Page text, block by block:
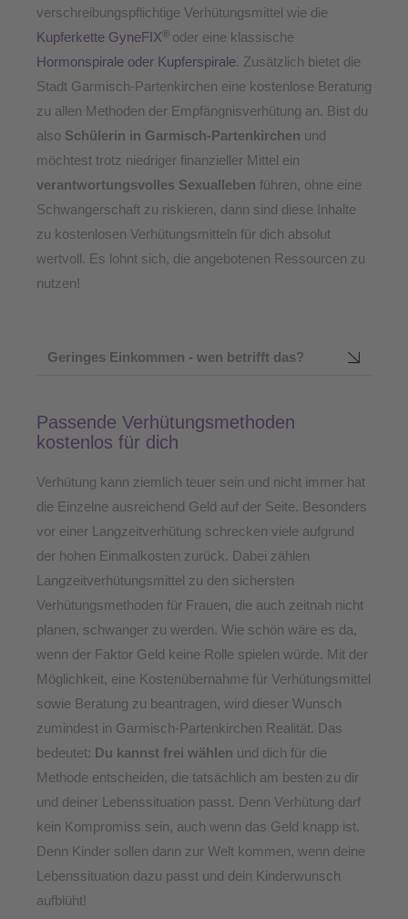
verschreibungspflichtige Verhütungsmittel wie die
Kupferkette GyneFIX® oder eine klassische
Hormonspirale oder Kupferspirale. Zusätzlich bietet die
Stadt Garmisch-Partenkirchen eine kostenlose Beratung
zu allen Methoden der Empfängnisverhütung an. Bist du
also Schülerin in Garmisch-Partenkirchen und
möchtest trotz niedriger finanzieller Mittel ein
verantwortungsvolles Sexualleben führen, ohne eine
Schwangerschaft zu riskieren, dann sind diese Inhalte
zu kostenlosen Verhütungsmitteln für dich absolut
wertvoll. Es lohnt sich, die angebotenen Ressourcen zu
nutzen!
Geringes Einkommen - wen betrifft das?
Passende Verhütungsmethoden
kostenlos für dich
Verhütung kann ziemlich teuer sein und nicht immer hat
die Einzelne ausreichend Geld auf der Seite. Besonders
vor einer Langzeitverhütung schrecken viele aufgrund
der hohen Einmalkosten zurück. Dabei zählen
Langzeitverhütungsmittel zu den sichersten
Verhütungsmethoden für Frauen, die auch zeitnah nicht
planen, schwanger zu werden. Wie schön wäre es da,
wenn der Faktor Geld keine Rolle spielen würde. Mit der
Möglichkeit, eine Kostenübernahme für Verhütungsmittel
sowie Beratung zu beantragen, wird dieser Wunsch
zumindest in Garmisch-Partenkirchen Realität. Das
bedeutet: Du kannst frei wählen und dich für die
Methode entscheiden, die tatsächlich am besten zu dir
und deiner Lebenssituation passt. Denn Verhütung darf
kein Kompromiss sein, auch wenn das Geld knapp ist.
Denn Kinder sollen dann zur Welt kommen, wenn deine
Lebenssituation dazu passt und dein Kinderwunsch
aufblüht!